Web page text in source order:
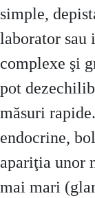
simple,
laborator sau
complexe şi
pot
măsuri
endocrine,
apariţia unor
mai mari